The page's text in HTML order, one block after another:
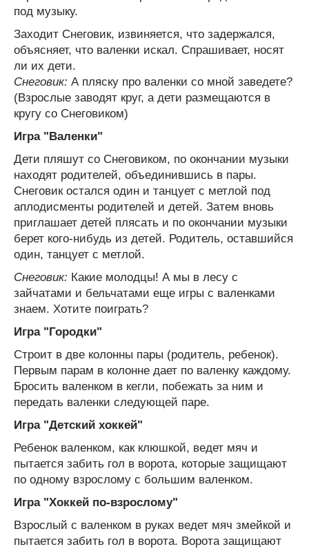
под музыку.
Заходит Снеговик, извиняется, что задержался,
объясняет, что валенки искал. Спрашивает, носят
ли их дети.
Снеговик: А пляску про валенки со мной заведете?
(Взрослые заводят круг, а дети размещаются в
кругу со Снеговиком)
Игра "Валенки"
Дети пляшут со Снеговиком, по окончании музыки
находят родителей, объединившись в пары.
Снеговик остался один и танцует с метлой под
аплодисменты родителей и детей. Затем вновь
приглашает детей плясать и по окончании музыки
берет кого-нибудь из детей. Родитель, оставшийся
один, танцует с метлой.
Снеговик: Какие молодцы! А мы в лесу с
зайчатами и бельчатами еще игры с валенками
знаем. Хотите поиграть?
Игра "Городки"
Строит в две колонны пары (родитель, ребенок).
Первым парам в колонне дает по валенку каждому.
Бросить валенком в кегли, побежать за ним и
передать валенки следующей паре.
Игра "Детский хоккей"
Ребенок валенком, как клюшкой, ведет мяч и
пытается забить гол в ворота, которые защищают
по одному взрослому с большим валенком.
Игра "Хоккей по-взрослому"
Взрослый с валенком в руках ведет мяч змейкой и
пытается забить гол в ворота. Ворота защищают